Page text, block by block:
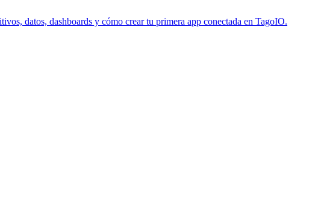
datos, dashboards y cómo crear tu primera app conectada en TagoIO.